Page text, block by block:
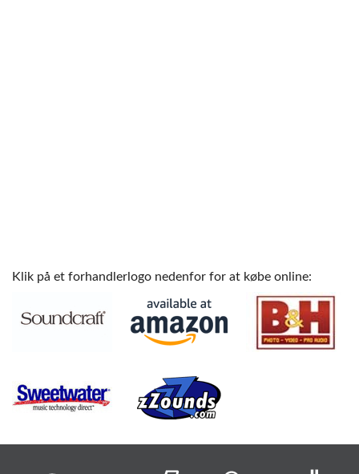
Klik på et forhandlerlogo nedenfor for at købe online: